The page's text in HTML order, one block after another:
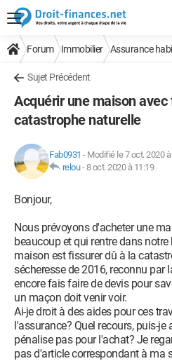
Forum Immobilier Assurance
Sujet Précédent
Acquérir une maison avec
catastrophe naturelle
Fab0931 - Modifié le 7 oct. 2020
relou-8 oct. 2020 à 11:19
Bonjour,
Nous prévoyons d'acheter une
beaucoup et qui rentre dans
maison est fissurer dû à la
sécheresse de 2016, reconnu par
encore fais faire de devis pour
un maçon doit venir voir.
Ai-je droit à des aides pour ces
l'assurance? Quel recours, puis-je
pénalise pas pour l'achat? Je
pas d'article correspondant à ma